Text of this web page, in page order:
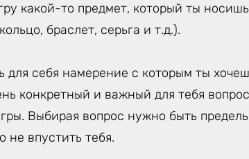
какой-то предмет, который ты
браслет, серьга и т.д.).
для себя намерение с которым ты
конкретный и важный для тебя
Выбирая вопрос нужно быть
не впустить тебя.